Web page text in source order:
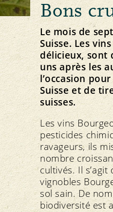
Principe
Notre marque
Protection
Sol
Plantes
Eau
Climat
Élevage
Importation
Politique
Concept
Strategie
Médias
Communiqués
Actualités
S’ABONNER À
Bons
Le mois de
Suisse. Les
délicieux, sont
uns après les
l’occasion
Suisse et de
suisses.
Les vins
pesticides
ravageurs, ils
nombre
cultivés. Il
vignobles
sol sain. De
biodiversité est